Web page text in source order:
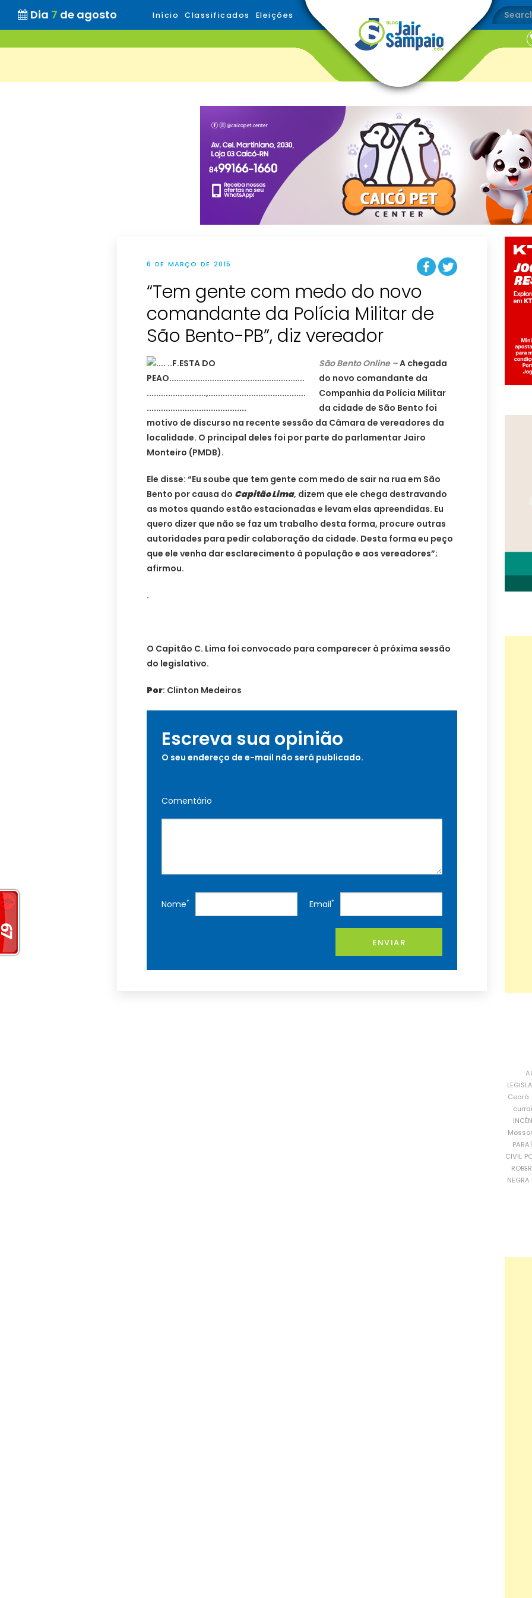
Dia 7 de agosto Início Classificados Eleições
6 DE MARÇO DE 2015
“Tem gente com medo do novo
comandante da Polícia Militar de
São Bento-PB”, diz vereador
São Bento Online –A chegada
do novo comandante da
Companhia da Polícia Militar
da cidade de São Bento foi
motivo de discurso na recente sessão da Câmara de vereadores da
localidade. O principal deles foi por parte do parlamentar Jairo
Monteiro (PMDB).
Ele disse: “Eu soube que tem gente com medo de sair na rua em São
Bento por causa do Capitão Lima, dizem que ele chega destravando
as motos quando estão estacionadas e levam elas apreendidas. Eu
quero dizer que não se faz um trabalho desta forma, procure outras
autoridades para pedir colaboração da cidade. Desta forma eu peço
que ele venha dar esclarecimento à população e aos vereadores”;
afirmou.
.
O Capitão C. Lima foi convocado para comparecer à próxima sessão
do legislativo.
Por: Clinton Medeiros
Escreva sua opinião
O seu endereço de e-mail não será publicado.
Comentário
Nome* Email*
ENVIAR
Ceará
CIVIL
NEGRA